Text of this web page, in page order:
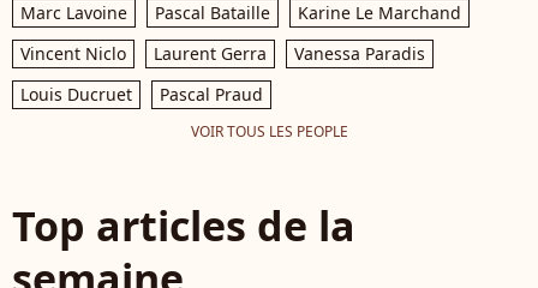
Marc Lavoine Pascal Bataille
Karine Le Marchand
Vincent Niclo
Laurent Gerra
Vanessa Paradis
Louis Ducruet
Pascal Praud
VOIR TOUS LES PEOPLE
Top articles de la